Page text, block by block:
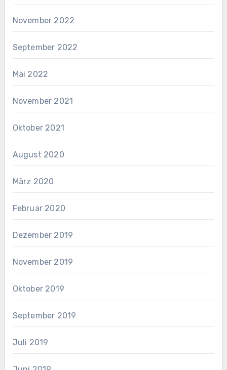
November 2022
September 2022
Mai 2022
November 2021
Oktober 2021
August 2020
März 2020
Februar 2020
Dezember 2019
November 2019
Oktober 2019
September 2019
Juli 2019